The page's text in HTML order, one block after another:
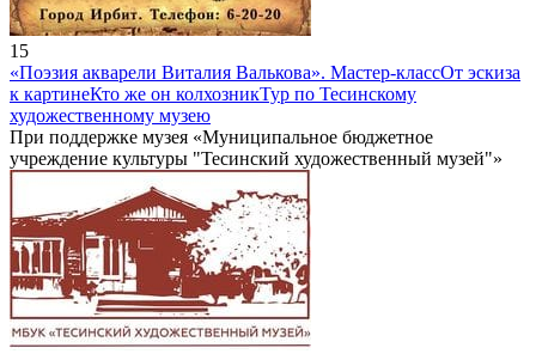
15
«Поэзия акварели Виталия Валькова». Мастер-классОт эскиза
к картинеКто же он колхозникТур по Тесинскому
художественному музею
При поддержке музея «Муниципальное бюджетное
учреждение культуры "Тесинский художественный музей"»